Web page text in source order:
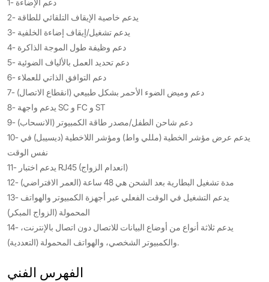
2- يدعم خاصية الإيقاف التلقائي للطاقة
3- يدعم تشغيل/إيقاف إضاءة الخلفية
4- دعم وظيفة طول الموجة الذاكرة
5- دعم تحديد العمل بالألياف الضوئية
6- دعم التوافق الذاتي للعملاء
7- دعم وميض الضوء الأحمر بشكل طبيعي (انقطاع الاتصال)
8- يدعم واجهة SC و FC و ST
9- دعم شاحن الطفل/مصدر طاقة الكمبيوتر (الانسحاب)
10- يدعم عرض مؤشر الخطية (مللي واط) ومؤشر اللاخطية (ديسيبل) في
نفس الوقت
11- يدعم اختبار RJ45 (انعدام الزواج)
12- مدة تشغيل البطارية بعد الشحن هي 48 ساعة (العمر الافتراضي)
13- يدعم التشغيل في الوقت الفعلي عبر أجهزة الكمبيوتر والهواتف
المحمولة (الزواج المبكر)
14- يدعم ثلاثة أنواع من أوضاع البيانات للاتصال دون اتصال بالإنترنت،
والكمبيوتر الشخصي، والهواتف المحمولة (التعددية).
الفهرس الفني